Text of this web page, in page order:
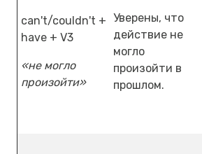
can't/couldn't +
have + V3
«не могло
произойти»
Уверены, что
действие не
могло
произойти в
прошлом.